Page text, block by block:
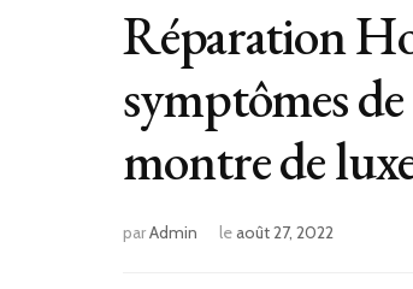
Réparation
symptômes
montre de
parAdmin leaoût 27, 2022